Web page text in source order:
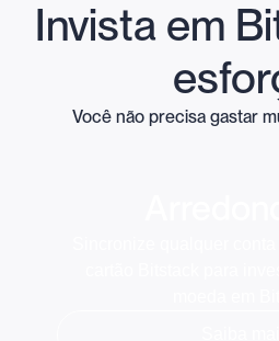
Invista em
Você não precisa gastar